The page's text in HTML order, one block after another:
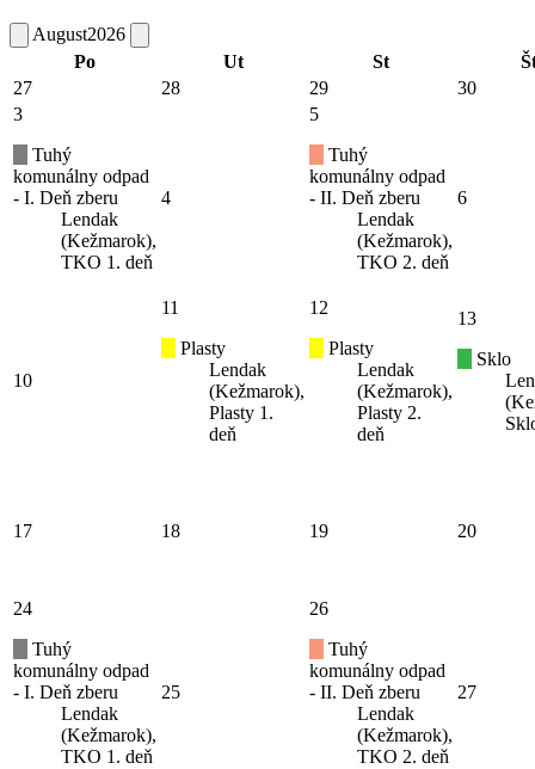
August2026
Po
Ut St
27
28 29
30
3
Tuhý
komunálny odpad
- I. Deň zberu
Lendak
(Kežmarok),
TKO 1. deň
4
5
Tuhý
komunálny odpad
- II. Deň zberu
Lendak
(Kežmarok),
TKO 2. deň
6
10
11
Plasty
Lendak
(Kežmarok),
Plasty 1.
deň
12
Plasty
Lendak
(Kežmarok),
Plasty 2.
deň
13
Sklo
17 18 19 20
24
Tuhý
komunálny odpad
- I. Deň zberu
Lendak
(Kežmarok),
TKO 1. deň
25
26
Tuhý
komunálny odpad
- II. Deň zberu
Lendak
(Kežmarok),
TKO 2. deň
27